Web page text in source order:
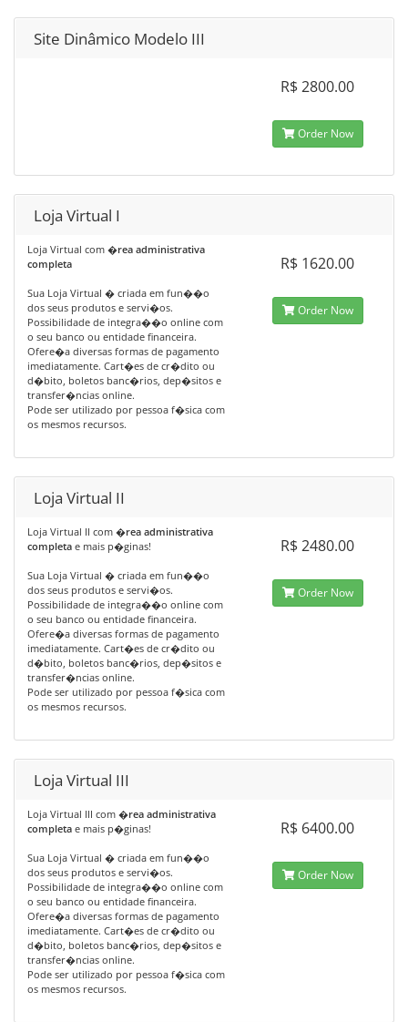
Site Dinâmico Modelo III
R$ 2800.00
Order Now
Loja Virtual I
Loja Virtual com �rea administrativa
completa
Sua Loja Virtual � criada em fun��o
dos seus produtos e servi�os.
Possibilidade de integra��o online com
o seu banco ou entidade financeira.
Ofere�a diversas formas de pagamento
imediatamente. Cart�es de cr�dito ou
d�bito, boletos banc�rios, dep�sitos e
transfer�ncias online.
Pode ser utilizado por pessoa f�sica com
os mesmos recursos.
R$ 1620.00
Order Now
Loja Virtual II
Loja Virtual II com �rea administrativa
completa e mais p�ginas!
Sua Loja Virtual � criada em fun��o
dos seus produtos e servi�os.
Possibilidade de integra��o online com
o seu banco ou entidade financeira.
Ofere�a diversas formas de pagamento
imediatamente. Cart�es de cr�dito ou
d�bito, boletos banc�rios, dep�sitos e
transfer�ncias online.
Pode ser utilizado por pessoa f�sica com
os mesmos recursos.
R$ 2480.00
Order Now
Loja Virtual III
Loja Virtual III com �rea administrativa
completa e mais p�ginas!
Sua Loja Virtual � criada em fun��o
dos seus produtos e servi�os.
Possibilidade de integra��o online com
o seu banco ou entidade financeira.
Ofere�a diversas formas de pagamento
imediatamente. Cart�es de cr�dito ou
d�bito, boletos banc�rios, dep�sitos e
transfer�ncias online.
Pode ser utilizado por pessoa f�sica com
os mesmos recursos.
R$ 6400.00
Order Now